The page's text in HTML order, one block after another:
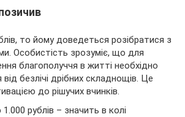
то йому доведеться розібратися з
Особистість зрозуміє, що для
благополуччя в житті необхідно
безлічі дрібних складнощів. Це
до рішучих вчинків.
рублів – значить в колі